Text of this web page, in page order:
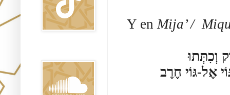
Y en Mija’ /
וְשָׁפַט בֵּין עַמִּים רַבִּים וְהוֹכִיחַ לְגוֹיִם עֲצֻמִים עַד-רָחוֹק וְכִתְּתוּ
אֶל-גּוֹי חֶרֶב